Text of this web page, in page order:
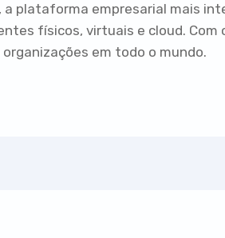
plataforma empresarial mais
físicos, virtuais e cloud.
em todo o mundo.